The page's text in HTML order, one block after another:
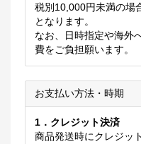
税別10,000円未満の場
となります。
なお、日時指定や海外
費をご負担願います。
お支払い方法・時期
1．クレジット決済
商品発送時にクレジッ